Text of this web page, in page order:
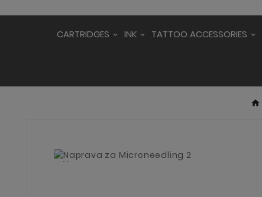
CARTRIDGES INK TATTOO ACCESSORIES
New